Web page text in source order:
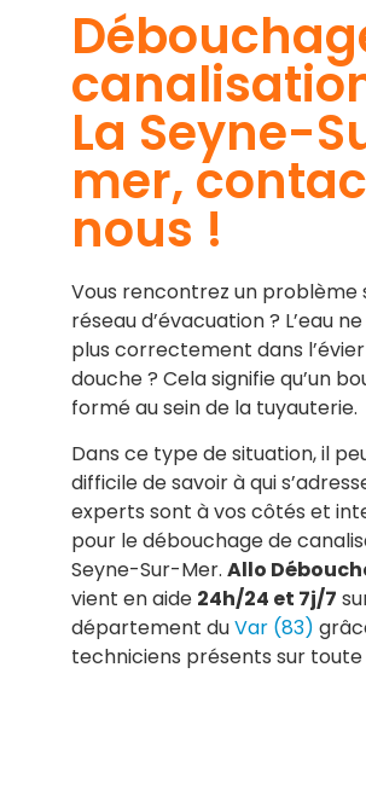
La Seyne-
mer,
nous !
Vous rencontrez un problème
réseau d’évacuation ? L’eau
plus correctement dans
douche ? Cela signifie qu’un
formé au sein de la tuyauterie.
Dans ce type de situation, il
difficile de savoir à qui
experts sont à vos côtés et
pour le débouchage de
Seyne-Sur-Mer. Allo
vient en aide 24h/24 et 7j/7
département duVar (83)
techniciens présents sur toute